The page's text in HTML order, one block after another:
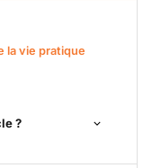
la vie pratique
?